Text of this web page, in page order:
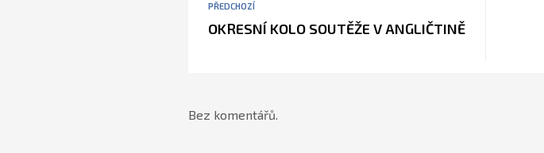
PŘEDCHOZÍ
OKRESNÍ KOLO SOUTĚŽE V ANGLIČTINĚ
Bez komentářů.